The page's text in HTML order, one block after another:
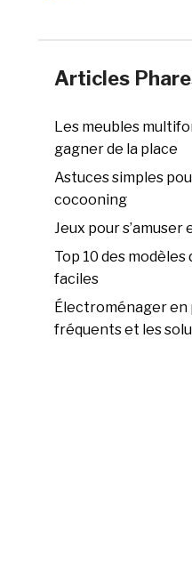
Articles
Les meubles
gagner de la place
Astuces simples
cocooning
Jeux pour
Top 10 des
faciles
Électroménager en
fréquents et les